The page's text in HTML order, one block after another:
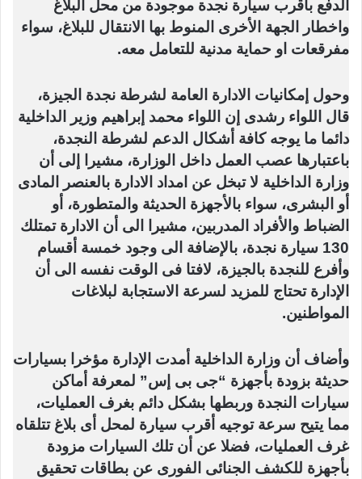
الدفع بأقرب سيارة نجدة موجودة من محل البلاغ
واخطار الجهة الأخرى المنوط بها الانتقال للبلاغ، سواء
مفرقعات او حماية مدنية للتعامل معه.
وحول إمكانيات الادارة العامة لشرطة نجدة الجيزة،
قال اللواء رشدى إن اللواء محمد إبراهيم وزير الداخلية
دائما ما يوجه كافة أشكال الدعم لشرطة النجدة،
باعتبارها عصب العمل داخل الوزارة، مشيرا إلى أن
وزارة الداخلية لا تبخل عن امداد الادارة بالعنصر المادى
أو البشرى، سواء بالأجهزة الحديثة والمتطورة، أو
الضباط والأفراد المدربين، مشيرا الى أن الادارة تمتلك
130 سيارة نجدة، بالإضافة الى وجود خمسة أقسام
وأفرع للنجدة بالجيزة، لافتا فى الوقت نفسه الى أن
الإدارة تحتاج للمزيد لسرعة الاستجابة لبلاغات
المواطنين.
وأضاف أن وزارة الداخلية أمدت الإدارة مؤخرا بسيارات
حديثة بزودة بأجهزة “جى بى إس” لمعرفة أماكن
سيارات النجدة وربطها بشكل دائم بغرف العمليات،
مما يتيح سرعة توجيه أقرب سيارة لمحل أى بلاغ تتلقاه
غرف العمليات، فضلا عن أن تلك السيارات مزودة
بأجهزة للكشف الجنائى الفورى عن بطاقات تحقيق